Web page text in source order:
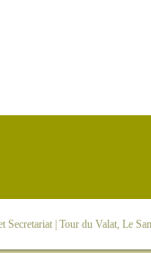
Secretariat| Tour du Valat, Le